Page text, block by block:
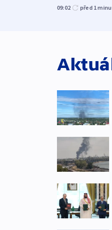
09:02 před 1